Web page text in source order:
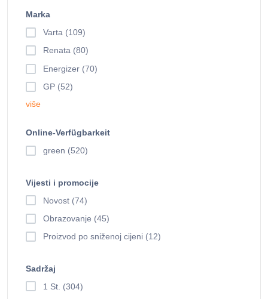
Marka
Varta (109)
Renata (80)
Energizer (70)
GP (52)
više
Online-Verfügbarkeit
green (520)
Vijesti i promocije
Novost (74)
Obrazovanje (45)
Proizvod po sniženoj cijeni (12)
Sadržaj
1 St. (304)